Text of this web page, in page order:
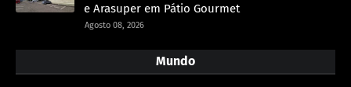
e Arasuper em Pátio Gourmet
Agosto 08, 2026
Mundo